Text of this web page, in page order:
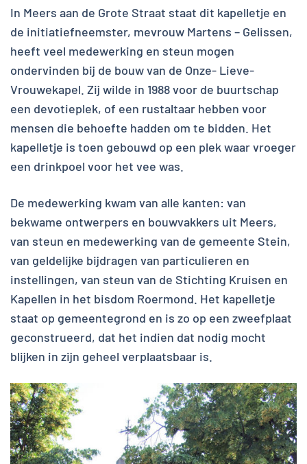
In Meers aan de Grote Straat staat dit kapelletje en
de initiatiefneemster, mevrouw Martens – Gelissen,
heeft veel medewerking en steun mogen
ondervinden bij de bouw van de Onze- Lieve-
Vrouwekapel. Zij wilde in 1988 voor de buurtschap
een devotieplek, of een rustaltaar hebben voor
mensen die behoefte hadden om te bidden. Het
kapelletje is toen gebouwd op een plek waar vroeger
een drinkpoel voor het vee was.
De medewerking kwam van alle kanten: van
bekwame ontwerpers en bouwvakkers uit Meers,
van steun en medewerking van de gemeente Stein,
van geldelijke bijdragen van particulieren en
instellingen, van steun van de Stichting Kruisen en
Kapellen in het bisdom Roermond. Het kapelletje
staat op gemeentegrond en is zo op een zweefplaat
geconstrueerd, dat het indien dat nodig mocht
blijken in zijn geheel verplaatsbaar is.